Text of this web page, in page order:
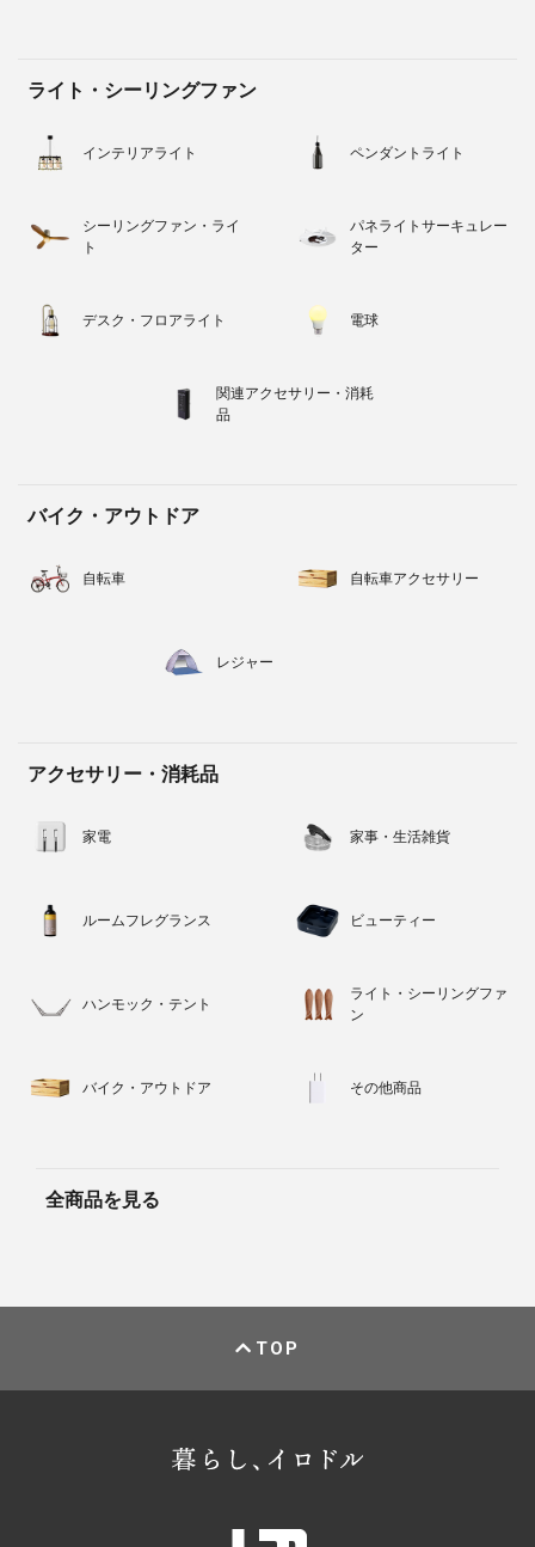
ライト・シーリングファン
インテリアライト ペンダントライト
シーリングファン・ライ
ト
パネライトサーキュレー
ター
デスク・フロアライト 電球
関連アクセサリー・消耗
品
バイク・アウトドア
自転車 自転車アクセサリー
レジャー
アクセサリー・消耗品
家電 家事・生活雑貨
ルームフレグランス ビューティー
ハンモック・テント
ライト・シーリングファ
ン
バイク・アウトドア その他商品
全商品を見る
TOP